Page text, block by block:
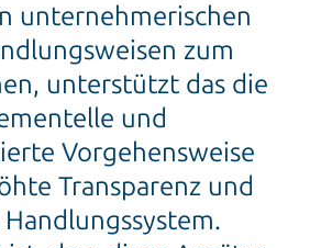
unternehmerischen
zum
unterstützt das die
und
Vorgehensweise
Transparenz und